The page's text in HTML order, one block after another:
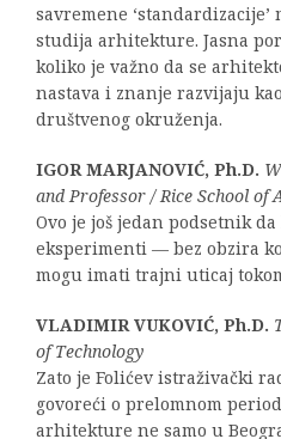
savremene ‘standardizacije’
studija arhitekture. Jasna
koliko je važno da se
nastava i znanje razvijaju
društvenog okruženja.
IGOR MARJANOVIĆ, Ph.D.
and Professor / Rice School of
Ovo je još jedan podsetnik
eksperimenti — bez obzira
mogu imati trajni uticaj
VLADIMIR VUKOVIĆ, Ph.D.
of Technology
Zato je Folićev istraživački
govoreći o prelomnom
arhitekture ne samo u